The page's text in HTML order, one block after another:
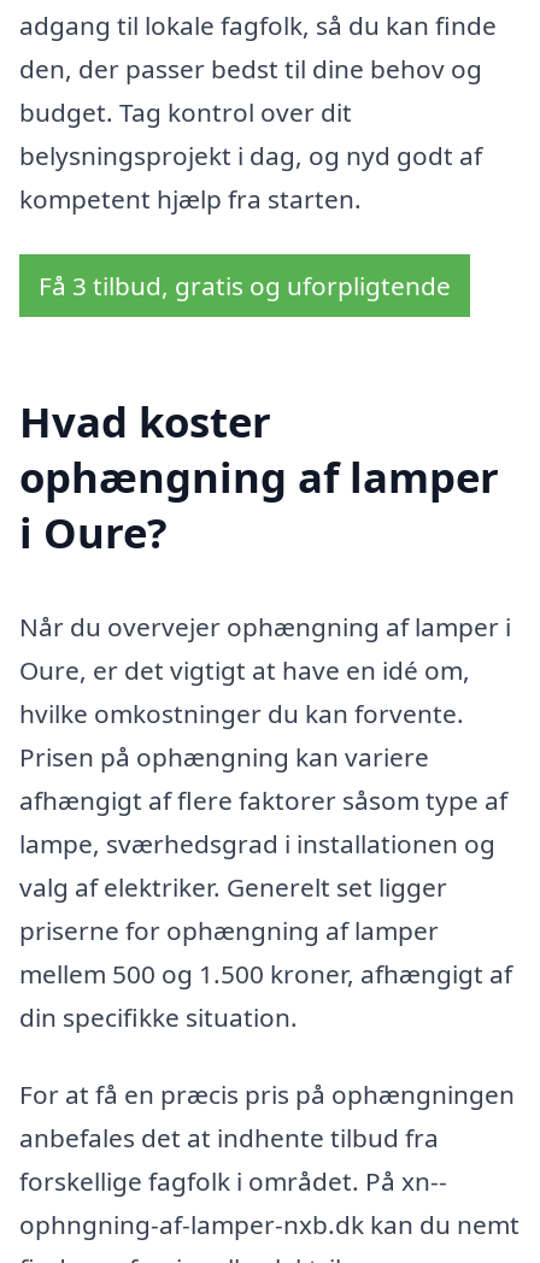
adgang til lokale fagfolk, så du kan finde
den, der passer bedst til dine behov og
budget. Tag kontrol over dit
belysningsprojekt i dag, og nyd godt af
kompetent hjælp fra starten.
Få 3 tilbud, gratis og uforpligtende
Hvad koster
ophængning af lamper
i Oure?
Når du overvejer ophængning af lamper i
Oure, er det vigtigt at have en idé om,
hvilke omkostninger du kan forvente.
Prisen på ophængning kan variere
afhængigt af flere faktorer såsom type af
lampe, sværhedsgrad i installationen og
valg af elektriker. Generelt set ligger
priserne for ophængning af lamper
mellem 500 og 1.500 kroner, afhængigt af
din specifikke situation.
For at få en præcis pris på ophængningen
anbefales det at indhente tilbud fra
forskellige fagfolk i området. På xn--
ophngning-af-lamper-nxb.dk kan du nemt